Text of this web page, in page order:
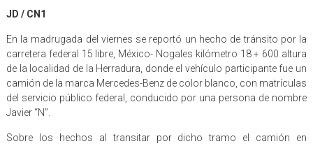
JD / CN1
En la madrugada del viernes se reportó un hecho de tránsito por la
carretera federal 15 libre, México- Nogales kilómetro 18 + 600 altura
de la localidad de la Herradura, donde el vehículo participante fue un
camión de la marca Mercedes-Benz de color blanco, con matrículas
del servicio público federal, conducido por una persona de nombre
Javier “N”.
Sobre los hechos al transitar por dicho tramo el camión en